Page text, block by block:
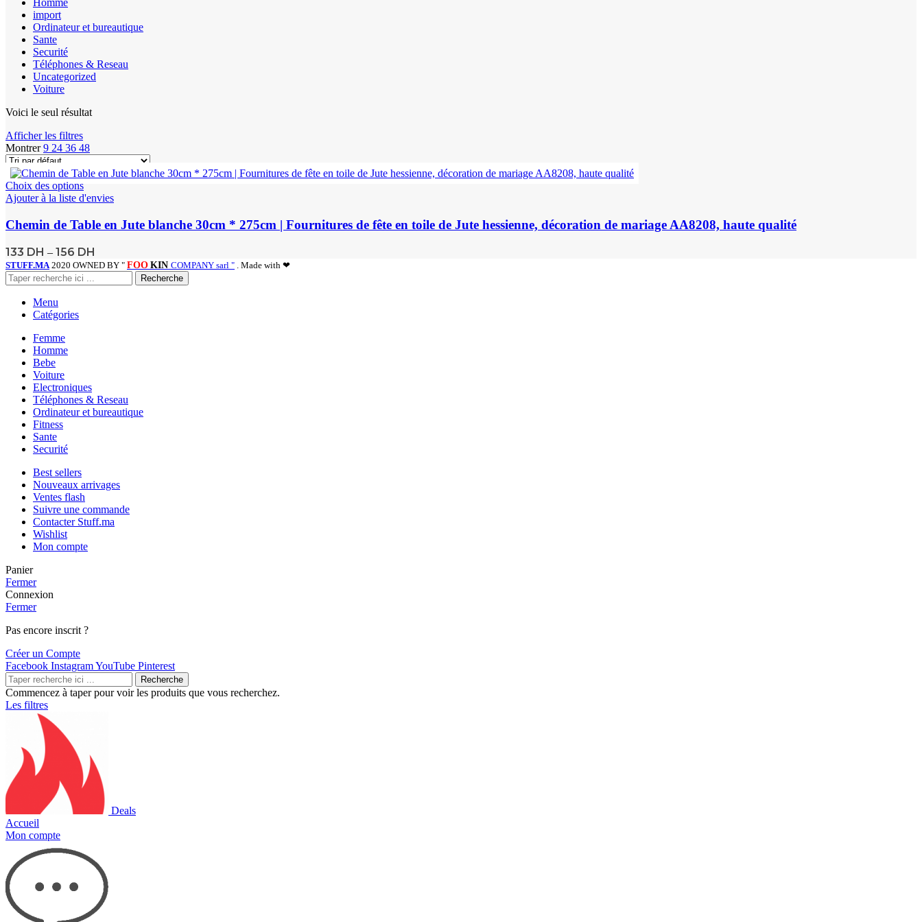
Homme
import
Ordinateur et bureautique
Sante
Securité
Téléphones & Reseau
Uncategorized
Voiture
Voici le seul résultat
Afficher les filtres
Montrer9 24 36 48
Choix des options
Ajouter à la liste d'envies
Chemin de Table en Jute blanche 30cm * 275cm | Fournitures de fête en toile de Jute hessienne, décoration de mariage AA8208, haute qualité
133 DH – 156 DH
STUFF.MA 2020 OWNED BY " FOO KIN COMPANY sarl " . Made with ❤
Recherche
Menu
Catégories
Femme
Homme
Bebe
Voiture
Electroniques
Téléphones & Reseau
Ordinateur et bureautique
Fitness
Sante
Securité
Best sellers
Nouveaux arrivages
Ventes flash
Suivre une commande
Contacter Stuff.ma
Wishlist
Mon compte
Panier
Fermer
Connexion
Fermer
Pas encore inscrit ?
Créer un Compte
Facebook InstagramYouTube Pinterest
Recherche
Commencez à taper pour voir les produits que vous recherchez.
Les filtres
Deals
Accueil
Mon compte